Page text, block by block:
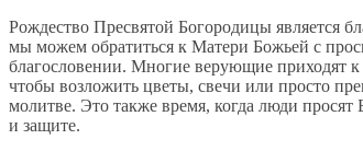
Рождество Пресвятой Богородицы является
мы можем обратиться к Матери Божьей с
благословении. Многие верующие приходят
чтобы возложить цветы, свечи или просто
молитве. Это также время, когда люди просят
и защите.